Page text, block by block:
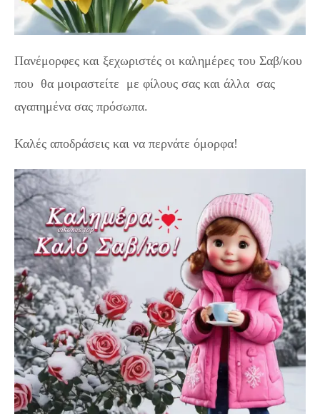
Πανέμορφες και ξεχωριστές οι καλημέρες του Σαβ/κου
που θα μοιραστείτε με φίλους σας και άλλα σας
αγαπημένα σας πρόσωπα.
Καλές αποδράσεις και να περνάτε όμορφα!